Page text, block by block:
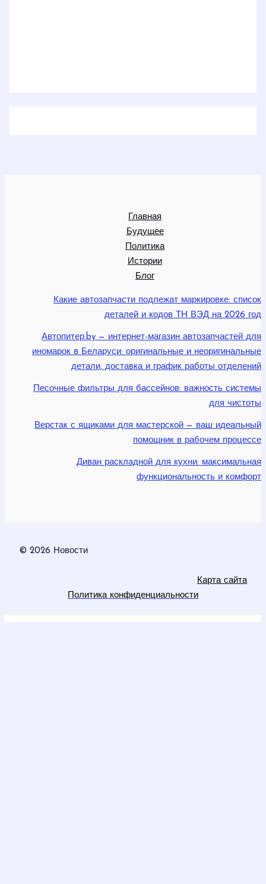
Главная
Будущее
Политика
Истории
Блог
Какие автозапчасти подлежат маркировке: список
деталей и кодов ТН ВЭД на 2026 год
Автопитер.by — интернет-магазин автозапчастей для
иномарок в Беларуси: оригинальные и неоригинальные
детали, доставка и график работы отделений
Песочные фильтры для бассейнов: важность системы
для чистоты
Верстак с ящиками для мастерской — ваш идеальный
помощник в рабочем процессе
Диван раскладной для кухни: максимальная
функциональность и комфорт
© 2026 Новости
Карта сайта
Политика конфиденциальности